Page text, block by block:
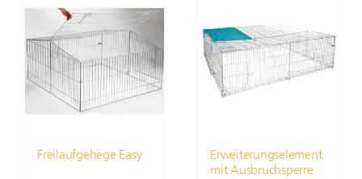
Freilaufgehege Easy
Erweiterungselement
mit Ausbruchsperre